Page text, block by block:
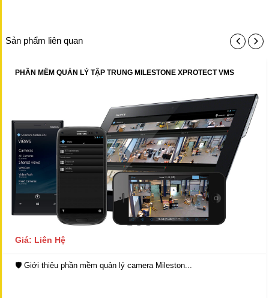
Sản phẩm liên quan
PHẦN MỀM QUẢN LÝ TẬP TRUNG MILESTONE XPROTECT VMS
Giá: Liên Hệ
🛡️ Giới thiệu phần mềm quản lý camera Mileston...